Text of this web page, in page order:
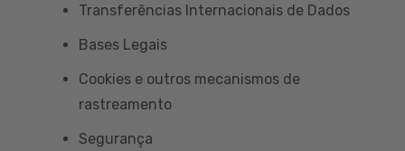
Transferências Internacionais de Dados
Bases Legais
Cookies e outros mecanismos de
rastreamento
Segurança